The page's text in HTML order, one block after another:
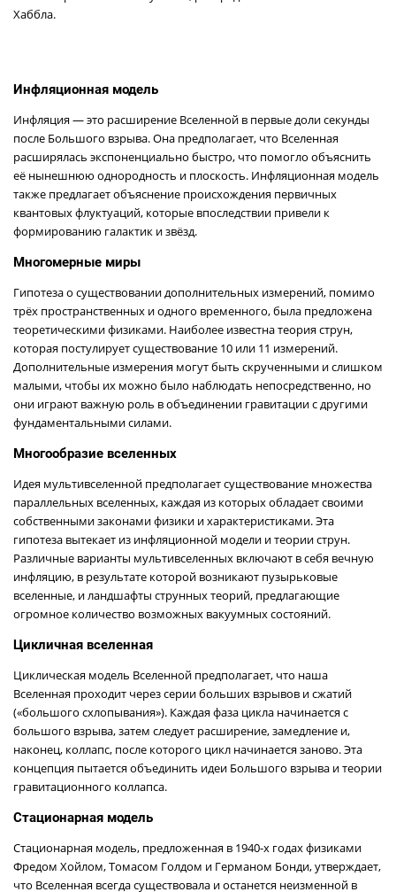
Хаббла.
Инфляционная модель
Инфляция — это расширение Вселенной в первые доли секунды
после Большого взрыва. Она предполагает, что Вселенная
расширялась экспоненциально быстро, что помогло объяснить
её нынешнюю однородность и плоскость. Инфляционная модель
также предлагает объяснение происхождения первичных
квантовых флуктуаций, которые впоследствии привели к
формированию галактик и звёзд.
Многомерные миры
Гипотеза о существовании дополнительных измерений, помимо
трёх пространственных и одного временного, была предложена
теоретическими физиками. Наиболее известна теория струн,
которая постулирует существование 10 или 11 измерений.
Дополнительные измерения могут быть скрученными и слишком
малыми, чтобы их можно было наблюдать непосредственно, но
они играют важную роль в объединении гравитации с другими
фундаментальными силами.
Многообразие вселенных
Идея мультивселенной предполагает существование множества
параллельных вселенных, каждая из которых обладает своими
собственными законами физики и характеристиками. Эта
гипотеза вытекает из инфляционной модели и теории струн.
Различные варианты мультивселенных включают в себя вечную
инфляцию, в результате которой возникают пузырьковые
вселенные, и ландшафты струнных теорий, предлагающие
огромное количество возможных вакуумных состояний.
Цикличная вселенная
Циклическая модель Вселенной предполагает, что наша
Вселенная проходит через серии больших взрывов и сжатий
(«большого схлопывания»). Каждая фаза цикла начинается с
большого взрыва, затем следует расширение, замедление и,
наконец, коллапс, после которого цикл начинается заново. Эта
концепция пытается объединить идеи Большого взрыва и теории
гравитационного коллапса.
Стационарная модель
Стационарная модель, предложенная в 1940-х годах физиками
Фредом Хойлом, Томасом Голдом и Германом Бонди, утверждает,
что Вселенная всегда существовала и останется неизменной в